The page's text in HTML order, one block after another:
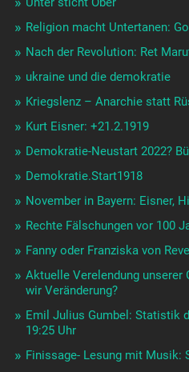
Religion macht Untertanen:
Nach der Revolution: Ret
ukraine und die demokratie
Kriegslenz – Anarchie statt
Kurt Eisner: +21.2.1919
Demokratie-Neustart 2022?
Demokratie.Start1918
November in Bayern: Eisner,
Rechte Fälschungen vor 100
Fanny oder Franziska von
Aktuelle Verelendung
wir Veränderung?
Emil Julius Gumbel: Statistik
19:25 Uhr
Finissage- Lesung mit Musik: